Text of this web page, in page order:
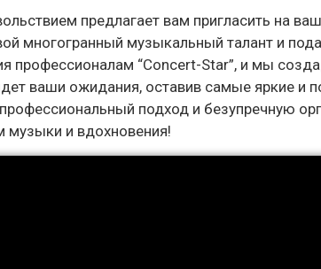
предлагает вам пригласить на
многогранный музыкальный талант и
профессионалам “Concert-Star”, и мы
ваши ожидания, оставив самые яркие и
подход и безупречную
музыки и вдохновения!